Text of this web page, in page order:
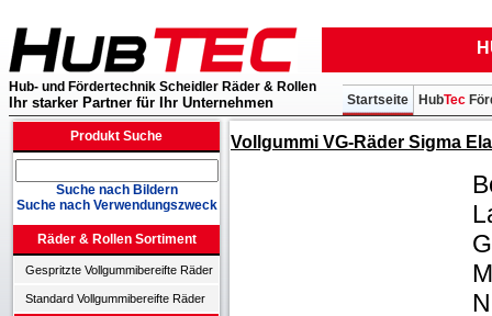
Hub- und Fördertechnik Scheidler Räder & Rollen
Ihr starker Partner für Ihr Unternehmen HubTec
Startseite
Produkt Suche
Suche nach Bildern
Suche nach Verwendungszweck
Räder & Rollen Sortiment
Gespritzte Vollgummibereifte Räder
Standard Vollgummibereifte Räder
Vollgummi VG-Räder Sigma